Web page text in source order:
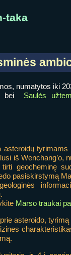
taka
numatytos iki
Saulės
iš Wenchang’o,
geocheminę
pasiskirstymą
Marso traukai
asteroido,